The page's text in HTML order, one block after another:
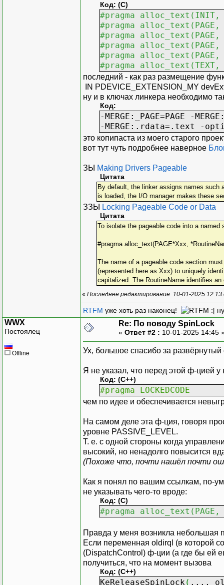
Код: (C)
#pragma
#pragma
#pragma alloc_text(PAGE,
#pragma
#pragma alloc_text(PAGE,
#pragma alloc_text(TEXT,
последний - как раз размещение
IN PDEVICE_EXTENSION_MY
ну и в ключах линкера необходимо
Код:
-MERGE:_PAGE=PAGE -
-MERGE:.rdata=.text -
это копипаста из моего старого
вот тут чуть подробнее наверное
ЗЫ Making Drivers Pageable
Цитата
By default, the linker assigns names such
is loaded, the I/O manager makes these
ЗЗЫ Locking Pageable Code or Data
Цитата
To isolate the pageable code into a
#pragma alloc_text(PAGE*Xxx,
The name of a pageable code section
(represented here as Xxx) to uniquely
capitalized. The RoutineName identifies
« Последнее редактирование: 10-01-2025
RTFM уже хоть раз наконец! :[
WWX
Постоялец
Offline
Re: По поводу SpinLock
« Ответ #2 : 10-01-2025 14:45
Ух, большое спасибо за развёрнутый
Я не указал, что перед этой ф-цией у
Код: (C++)
#pragma LOCKEDCODE
чем по идее и обеспечивается
На самом деле эта ф-ция, говоря
уровне PASSIVE_LEVEL.
Т. е. с одной стороны когда
высокий, но ненадолго повысится
(Похоже что, почти нашёл почти
Как я понял по вашим ссылкам, по-
не указывать чего-то вроде:
Код: (C)
#pragma
Правда у меня возникла небольшая
Если переменная oldirql (в которой
(DispatchControl) ф-ции (а где бы ей
получиться, что на момент вызова
Код: (C++)
KeReleaseSpinLock ( ...,